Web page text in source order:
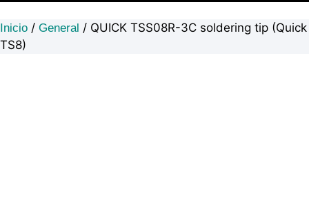
Inicio / General / QUICK TSS08R-3C soldering tip (Quick
TS8)